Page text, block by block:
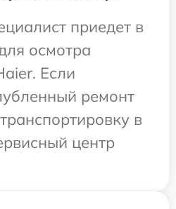
приедет в
осмотра
Если
ремонт
в
центр